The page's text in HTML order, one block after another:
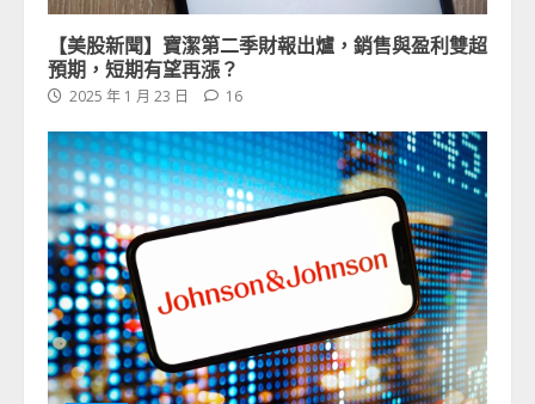
【美股新聞】寶潔第二季財報出爐，銷售與盈利雙超
預期，短期有望再漲？
2025 年 1 月 23 日 16